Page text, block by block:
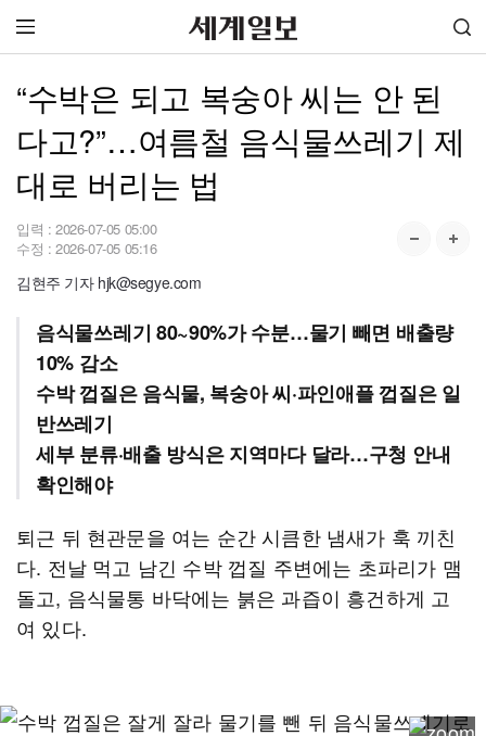
“수박은 되고 복숭아 씨는 안 된
다고?”…여름철 음식물쓰레기 제
대로 버리는 법
입력 : 2026-07-05 05:00
수정 : 2026-07-05 05:16
김현주 기자 hjk@segye.com
음식물쓰레기 80~90%가 수분…물기 빼면 배출량
10% 감소
수박 껍질은 음식물, 복숭아 씨·파인애플 껍질은 일
반쓰레기
세부 분류·배출 방식은 지역마다 달라…구청 안내
확인해야
퇴근 뒤 현관문을 여는 순간 시큼한 냄새가 훅 끼친
다. 전날 먹고 남긴 수박 껍질 주변에는 초파리가 맴
돌고, 음식물통 바닥에는 붉은 과즙이 흥건하게 고
여 있다.